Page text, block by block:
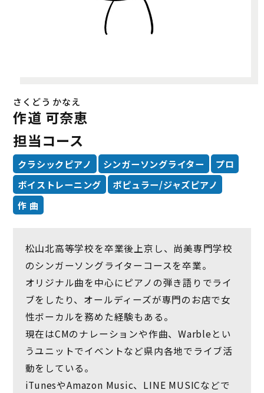
さくどう かなえ
作道 可奈恵
担当コース
クラシックピアノ シンガーソングライター
プロ
ボイストレーニング
ポピュラー/ジャズピアノ
作 曲
松山北高等学校を卒業後上京し、尚美専門学校
のシンガーソングライターコースを卒業。
オリジナル曲を中心にピアノの弾き語りでライ
ブをしたり、オールディーズが専門のお店で女
性ボーカルを務めた経験もある。
現在はCMのナレーションや作曲、Warbleとい
うユニットでイベントなど県内各地でライブ活
動をしている。
iTunesやAmazon Music、LINE MUSICなどで